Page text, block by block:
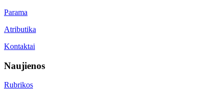
Parama
Atributika
Kontaktai
Naujienos
Rubrikos